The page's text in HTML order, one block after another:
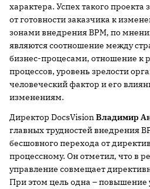
характера. Успех такого проекта
от готовности заказчика к
зонами внедрения BPM, по
являются соотношение между
бизнес-процесами, отношение к
процессов, уровень зрелости
человеческий фактор и его
изменениям.
Директор DocsVisionВладимир
главных трудностей внедрения
бесшовного перехода от
процессному. Он отметил, что в
управление совмещает
При этом цель одна – повышение